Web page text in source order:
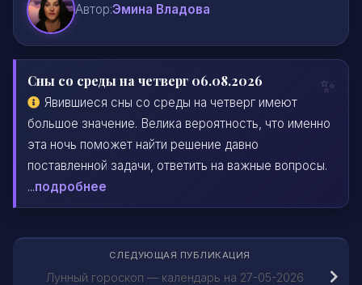
Автор:Эмина Владова
Сны со среды на четверг 06.08.2026
Явившиеся сны со среды на четверг имеют
большое значение. Велика вероятность, что именно
эта ночь поможет найти решение давно
поставленной задачи, ответить на важные вопросы.
...подробнее
СЛЕДУЮЩАЯ ПУБЛИКАЦИЯ
Лунный гороскоп — календарь на 27-05-2026